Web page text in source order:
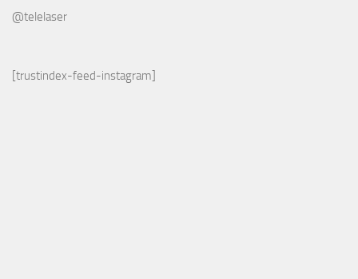
@telelaser
[trustindex-feed-instagram]